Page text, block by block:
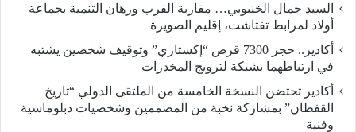
السيد جمال الخنبوبي… مقاربة القرب ورهان التنمية بجماعة
أولاد لمرابط تفتاشت، إقليم الصويرة
أكادير.. حجز 7300 قرص “إكستازي” وتوقيف شخصين يشتبه
في ارتباطهما بشبكة لترويج المخدرات
أكادير تحتضن النسخة الخامسة من الملتقى الدولي “تاريخ
القفطان” بمشاركة نخبة من المصممين وشخصيات دبلوماسية
وفنية